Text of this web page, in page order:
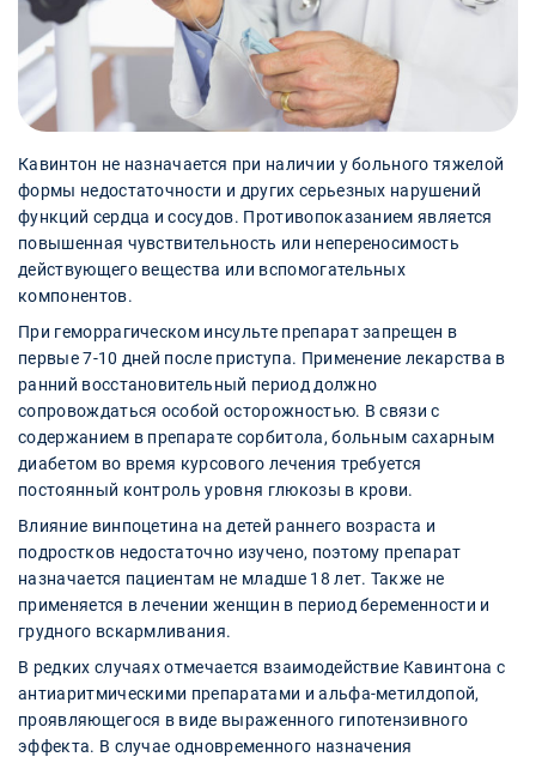
Кавинтон не назначается при наличии у больного тяжелой
формы недостаточности и других серьезных нарушений
функций сердца и сосудов. Противопоказанием является
повышенная чувствительность или непереносимость
действующего вещества или вспомогательных
компонентов.
При геморрагическом инсульте препарат запрещен в
первые 7-10 дней после приступа. Применение лекарства в
ранний восстановительный период должно
сопровождаться особой осторожностью. В связи с
содержанием в препарате сорбитола, больным сахарным
диабетом во время курсового лечения требуется
постоянный контроль уровня глюкозы в крови.
Влияние винпоцетина на детей раннего возраста и
подростков недостаточно изучено, поэтому препарат
назначается пациентам не младше 18 лет. Также не
применяется в лечении женщин в период беременности и
грудного вскармливания.
В редких случаях отмечается взаимодействие Кавинтона с
антиаритмическими препаратами и альфа-метилдопой,
проявляющегося в виде выраженного гипотензивного
эффекта. В случае одновременного назначения